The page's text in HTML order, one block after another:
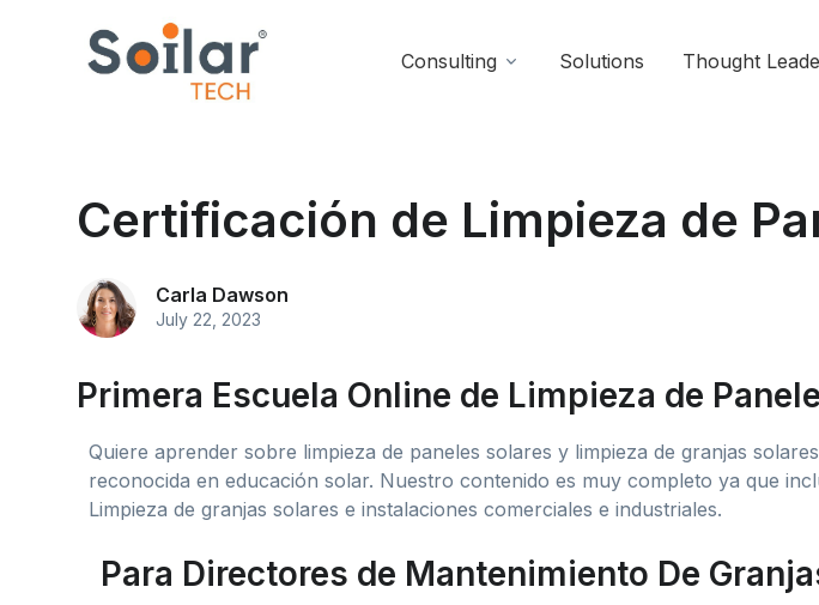
Consulting Solutions Thought
Certificación de Limpieza de
Carla Dawson
July 22, 2023
Primera Escuela Online de Limpieza de
Quiere aprender sobre limpieza de paneles solares y limpieza de granjas
reconocida en educación solar. Nuestro contenido es muy completo ya que
Limpieza de granjas solares e instalaciones comerciales e industriales.
Para Directores de Mantenimiento De